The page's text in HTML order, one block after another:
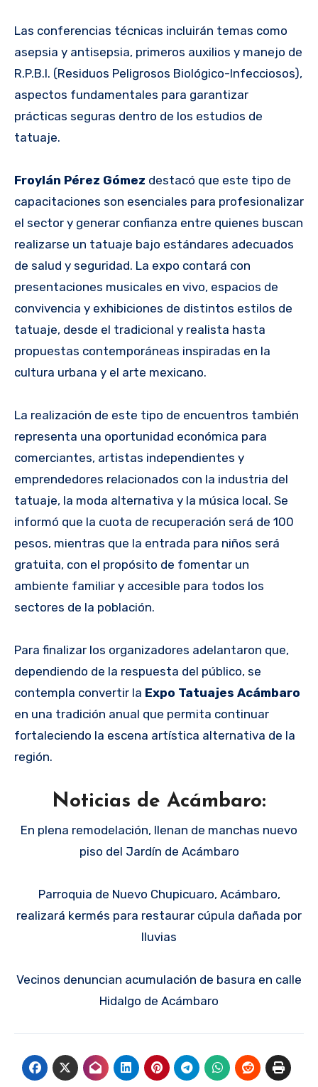
Las conferencias técnicas incluirán temas como
asepsia y antisepsia, primeros auxilios y manejo de
R.P.B.I. (Residuos Peligrosos Biológico-Infecciosos),
aspectos fundamentales para garantizar
prácticas seguras dentro de los estudios de
tatuaje.
Froylán Pérez Gómez destacó que este tipo de
capacitaciones son esenciales para profesionalizar
el sector y generar confianza entre quienes buscan
realizarse un tatuaje bajo estándares adecuados
de salud y seguridad. La expo contará con
presentaciones musicales en vivo, espacios de
convivencia y exhibiciones de distintos estilos de
tatuaje, desde el tradicional y realista hasta
propuestas contemporáneas inspiradas en la
cultura urbana y el arte mexicano.
La realización de este tipo de encuentros también
representa una oportunidad económica para
comerciantes, artistas independientes y
emprendedores relacionados con la industria del
tatuaje, la moda alternativa y la música local. Se
informó que la cuota de recuperación será de 100
pesos, mientras que la entrada para niños será
gratuita, con el propósito de fomentar un
ambiente familiar y accesible para todos los
sectores de la población.
Para finalizar los organizadores adelantaron que,
dependiendo de la respuesta del público, se
contempla convertir la Expo Tatuajes Acámbaro
en una tradición anual que permita continuar
fortaleciendo la escena artística alternativa de la
región.
Noticias de Acámbaro:
En plena remodelación, llenan de manchas nuevo
piso del Jardín de Acámbaro
Parroquia de Nuevo Chupicuaro, Acámbaro,
realizará kermés para restaurar cúpula dañada por
lluvias
Vecinos denuncian acumulación de basura en calle
Hidalgo de Acámbaro